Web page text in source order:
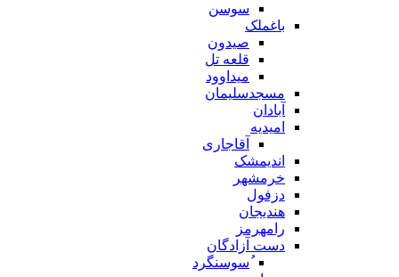
سوسن
باغملک
صیدون
قلعه تل
میداوود
مسجدسلیمان
آبادان
امیدیه
آقاجاری
اندیمشک
خرمشهر
دزفول
هندیجان
رامهرمز
دست آزادگان
ُسوسنگرد